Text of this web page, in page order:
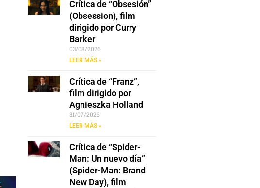
Crítica de “Obsesión”
(Obsession), film
dirigido por Curry
Barker
03/08/2026
LEER MÁS »
Crítica de “Franz”,
film dirigido por
Agnieszka Holland
31/07/2026
LEER MÁS »
Crítica de “Spider-
Man: Un nuevo día”
(Spider-Man: Brand
New Day), film